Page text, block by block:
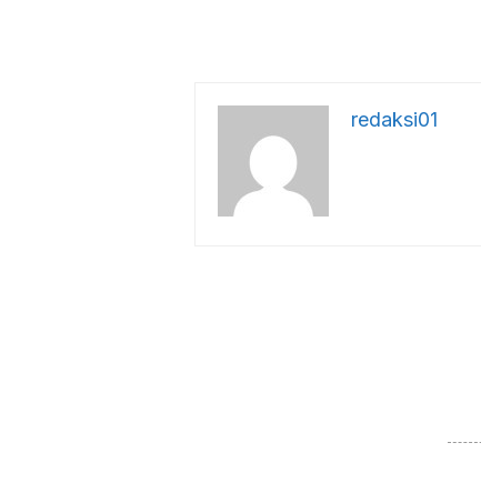
redaksi01